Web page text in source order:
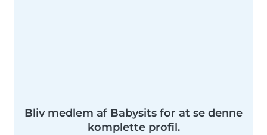
Bliv medlem af Babysits for at se denne
komplette profil.